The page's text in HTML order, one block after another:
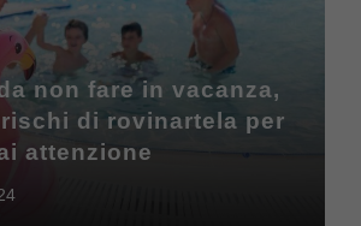
non fare in vacanza,
di rovinartela per
attenzione